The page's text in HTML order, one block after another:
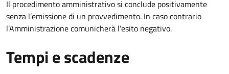
Il procedimento amministrativo si conclude positivamente
senza l’emissione di un provvedimento. In caso contrario
l’Amministrazione comunicherà l’esito negativo.
Tempi e scadenze